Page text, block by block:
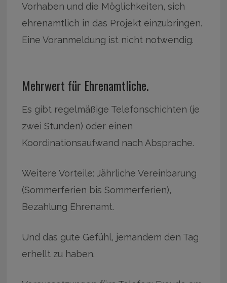
Vorhaben und die Möglichkeiten, sich
ehrenamtlich in das Projekt einzubringen.
Eine Voranmeldung ist nicht notwendig.
Mehrwert für Ehrenamtliche.
Es gibt regelmäßige Telefonschichten (je
zwei Stunden) oder einen
Koordinationsaufwand nach Absprache.
Weitere Vorteile: Jährliche Vereinbarung
(Sommerferien bis Sommerferien),
Bezahlung Ehrenamt.
Und das gute Gefühl, jemandem den Tag
erhellt zu haben.